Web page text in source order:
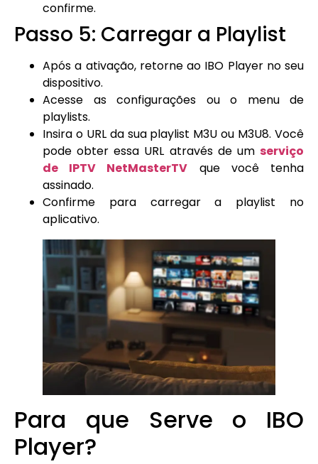
confirme.
Passo 5: Carregar a Playlist
Após a ativação, retorne ao IBO Player no seu
dispositivo.
Acesse as configurações ou o menu de
playlists.
Insira o URL da sua playlist M3U ou M3U8. Você
pode obter essa URL através de um serviço
de IPTV NetMasterTV que você tenha
assinado.
Confirme para carregar a playlist no
aplicativo.
Para que Serve o IBO
Player?